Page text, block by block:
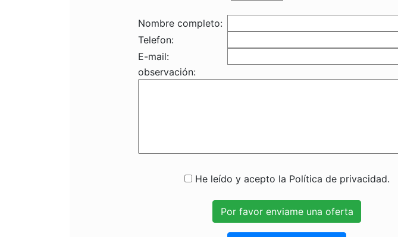
Nombre completo:
Telefon:
E-mail:
observación:
He leído y acepto la Política de privacidad.